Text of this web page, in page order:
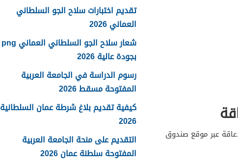
عبر موقع صندوق
تقديم اختبارات سلاح الجو السلطاني
العماني 2026
شعار سلاح الجو السلطاني العماني png
بجودة عالية 2026
رسوم الدراسة في الجامعة العربية
المفتوحة مسقط 2026
كيفية تقديم بلاغ شرطة عمان السلطانية
2026
التقديم على منحة الجامعة العربية
المفتوحة سلطنة عمان 2026